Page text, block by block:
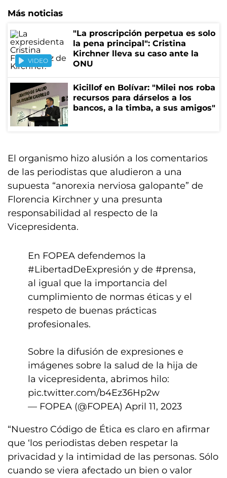
Más noticias
VIDEO
"La proscripción perpetua es solo
la pena principal": Cristina
Kirchner lleva su caso ante la
ONU
Kicillof en Bolívar: "Milei nos roba
recursos para dárselos a los
bancos, a la timba, a sus amigos"
El organismo hizo alusión a los comentarios
de las periodistas que aludieron a una
supuesta “anorexia nerviosa galopante” de
Florencia Kirchner y una presunta
responsabilidad al respecto de la
Vicepresidenta.
En FOPEA defendemos la
#LibertadDeExpresión y de #prensa,
al igual que la importancia del
cumplimiento de normas éticas y el
respeto de buenas prácticas
profesionales.
Sobre la difusión de expresiones e
imágenes sobre la salud de la hija de
la vicepresidenta, abrimos hilo:
pic.twitter.com/b4Ez36Hp2w
— FOPEA (@FOPEA) April 11, 2023
“Nuestro Código de Ética es claro en afirmar
que ‘los periodistas deben respetar la
privacidad y la intimidad de las personas. Sólo
cuando se viera afectado un bien o valor